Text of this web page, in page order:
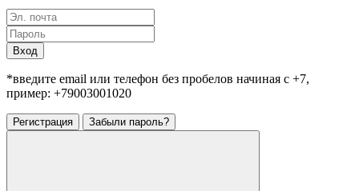
Вход
*введите email или телефон без пробелов начиная с +7,
пример: +79003001020
Регистрация Забыли пароль?